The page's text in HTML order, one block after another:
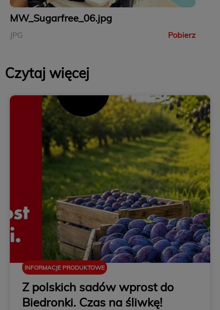
MW_Sugarfree_06.jpg
JPG Pobierz
Czytaj więcej
INFORMACJE PRODUKTOWE
Z polskich sadów wprost do
Biedronki. Czas na śliwkę!